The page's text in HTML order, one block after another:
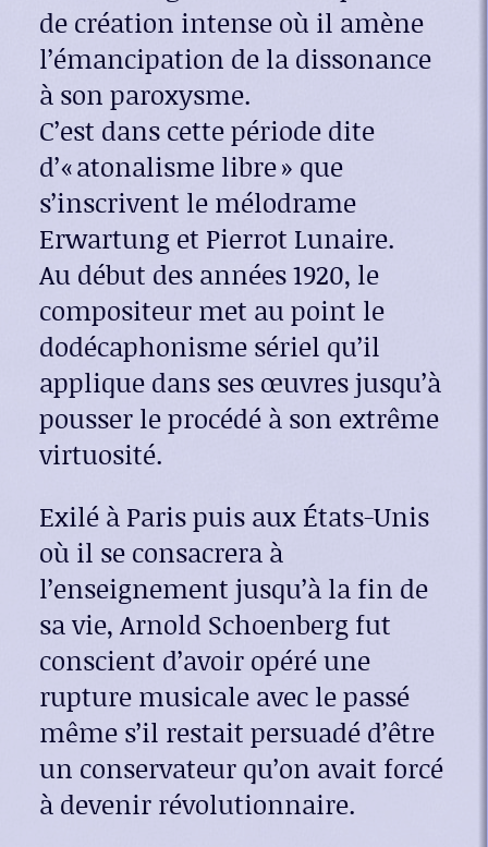
de création intense où il amène
l’émancipation de la dissonance
à son paroxysme.
C’est dans cette période dite
d’« atonalisme libre » que
s’inscrivent le mélodrame
Erwartung et Pierrot Lunaire.
Au début des années 1920, le
compositeur met au point le
dodécaphonisme sériel qu’il
applique dans ses œuvres jusqu’à
pousser le procédé à son extrême
virtuosité.
Exilé à Paris puis aux États-Unis
où il se consacrera à
l’enseignement jusqu’à la fin de
sa vie, Arnold Schoenberg fut
conscient d’avoir opéré une
rupture musicale avec le passé
même s’il restait persuadé d’être
un conservateur qu’on avait forcé
à devenir révolutionnaire.